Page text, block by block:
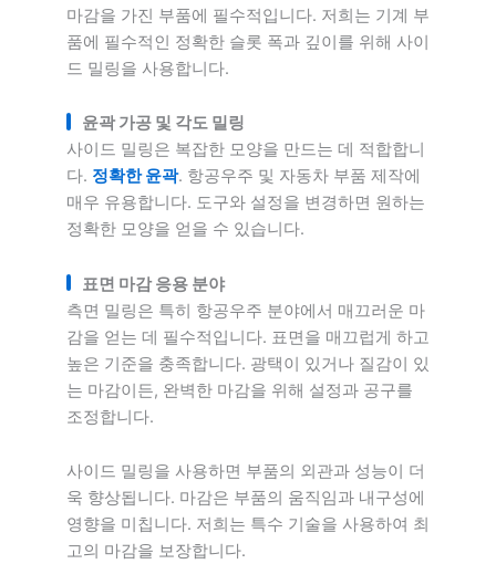
마감을 가진 부품에 필수적입니다. 저희는 기계 부
품에 필수적인 정확한 슬롯 폭과 깊이를 위해 사이
드 밀링을 사용합니다.
윤곽 가공 및 각도 밀링
사이드 밀링은 복잡한 모양을 만드는 데 적합합니
다. 정확한 윤곽. 항공우주 및 자동차 부품 제작에
매우 유용합니다. 도구와 설정을 변경하면 원하는
정확한 모양을 얻을 수 있습니다.
표면 마감 응용 분야
측면 밀링은 특히 항공우주 분야에서 매끄러운 마
감을 얻는 데 필수적입니다. 표면을 매끄럽게 하고
높은 기준을 충족합니다. 광택이 있거나 질감이 있
는 마감이든, 완벽한 마감을 위해 설정과 공구를
조정합니다.
사이드 밀링을 사용하면 부품의 외관과 성능이 더
욱 향상됩니다. 마감은 부품의 움직임과 내구성에
영향을 미칩니다. 저희는 특수 기술을 사용하여 최
고의 마감을 보장합니다.